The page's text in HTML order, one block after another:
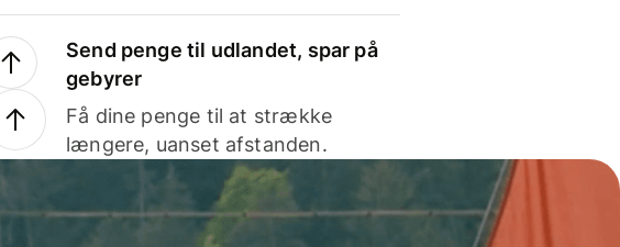
Send penge til udlandet, spar på
gebyrer
Få dine penge til at strække
længere, uanset afstanden.